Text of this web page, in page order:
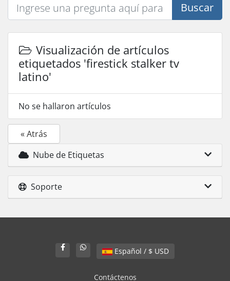
Buscar
Visualización de artículos
etiquetados 'firestick stalker tv
latino'
No se hallaron artículos
« Atrás
Nube de Etiquetas
Soporte
Español / $ USD
Contáctenos